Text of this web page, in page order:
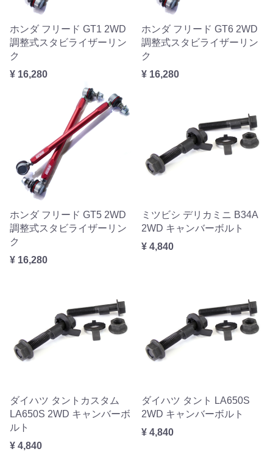
ホンダ フリード GT1 2WD
調整式スタビライザーリン
ク
¥ 16,280
ホンダ フリード GT6 2WD
調整式スタビライザーリン
ク
¥ 16,280
ホンダ フリード GT5 2WD
調整式スタビライザーリン
ク
¥ 16,280
ミツビシ デリカミニ B34A
2WD キャンバーボルト
¥ 4,840
ダイハツ タントカスタム
LA650S 2WD キャンバーボ
ルト
¥ 4,840
ダイハツ タント LA650S
2WD キャンバーボルト
¥ 4,840